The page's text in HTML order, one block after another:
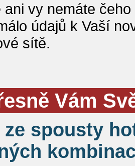
ani vy nemáte
údajů k Vaší
sítě.
Vám
ze spousty